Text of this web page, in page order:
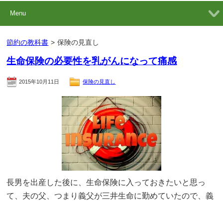
Menu
節約の教科書 > 保険の見直し
生命保険の必要性を乳がんになって痛感
2015年10月11日 保険の見直し
長男を出産した後に、生命保険に入っておきたいと思っ
て、夫の父、つまり義父が三井生命に勤めていたので、義